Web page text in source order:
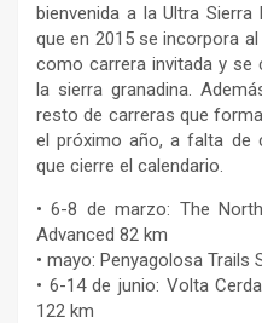
bienvenida a la Ultra
que en 2015 se incorpora
como carrera invitada y se
la sierra granadina.
resto de carreras que
el próximo año, a falta de
que cierre el calendario.
• 6-8 de marzo: The
Advanced 82 km
• mayo: Penyagolosa Trails
• 6-14 de junio: Volta
122 km